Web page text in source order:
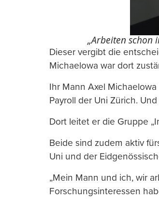
„Arbeiten schon
Dieser vergibt die
Michaelowa war dort
Ihr Mann Axel
Payroll der Uni Zürich.
Dort leitet er die Gruppe
Beide sind zudem aktiv
Uni und der
„Mein Mann und ich, wir
Forschungsinteressen